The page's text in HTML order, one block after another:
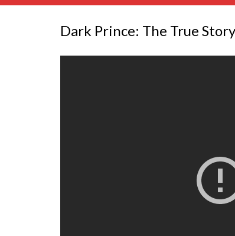
Dark Prince: The True